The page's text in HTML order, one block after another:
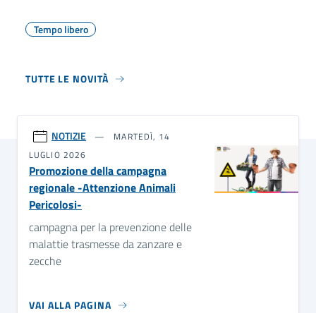
Tempo libero
TUTTE LE NOVITÀ
NOTIZIE
MARTEDÌ, 14
LUGLIO 2026
Promozione della campagna
regionale -Attenzione Animali
Pericolosi-
campagna per la prevenzione delle
malattie trasmesse da zanzare e
zecche
VAI ALLA PAGINA